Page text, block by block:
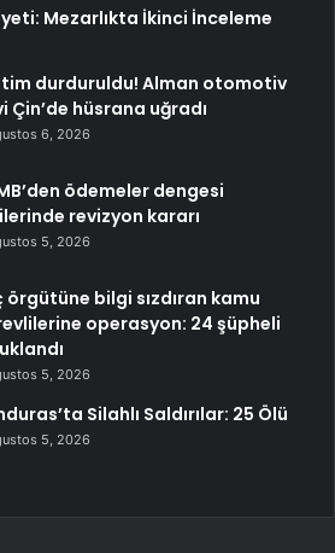
Mezarlıkta İkinci İnceleme
durduruldu! Alman otomotiv
Çin’de hüsrana uğradı
6, 2026
ödemeler dengesi
revizyon kararı
5, 2026
örgütüne bilgi sızdıran kamu
operasyon: 24 şüpheli
5, 2026
Silahlı Saldırılar: 25 Ölü
5, 2026